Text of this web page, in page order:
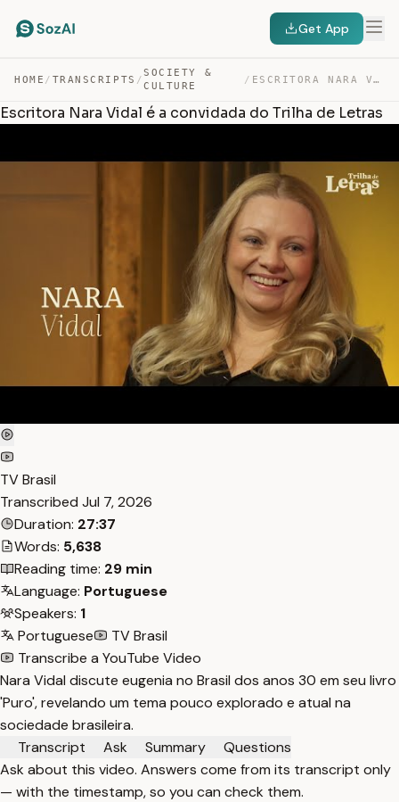
Get App
HOME / TRANSCRIPTS /
SOCIETY &
CULTURE
/ ESCRITORA NARA VIDAL É A CONVIDADA DO TRILHA DE LETRAS — TRANSCRIPT
Escritora Nara Vidal é a convidada do Trilha de Letras
TV Brasil
Transcribed Jul 7, 2026
Duration: 27:37
Words: 5,638
Reading time: 29 min
Language: Portuguese
Speakers: 1
Portuguese
TV Brasil
Transcribe a YouTube Video
Nara Vidal discute eugenia no Brasil dos anos 30 em seu livro
'Puro', revelando um tema pouco explorado e atual na
sociedade brasileira.
Transcript
Ask Summary
Questions
Ask about this video. Answers come from its transcript only
— with the timestamp, so you can check them.